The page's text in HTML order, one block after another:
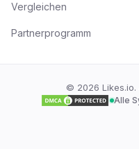
Vergleichen
Partnerprogramm
© 2026
Alle